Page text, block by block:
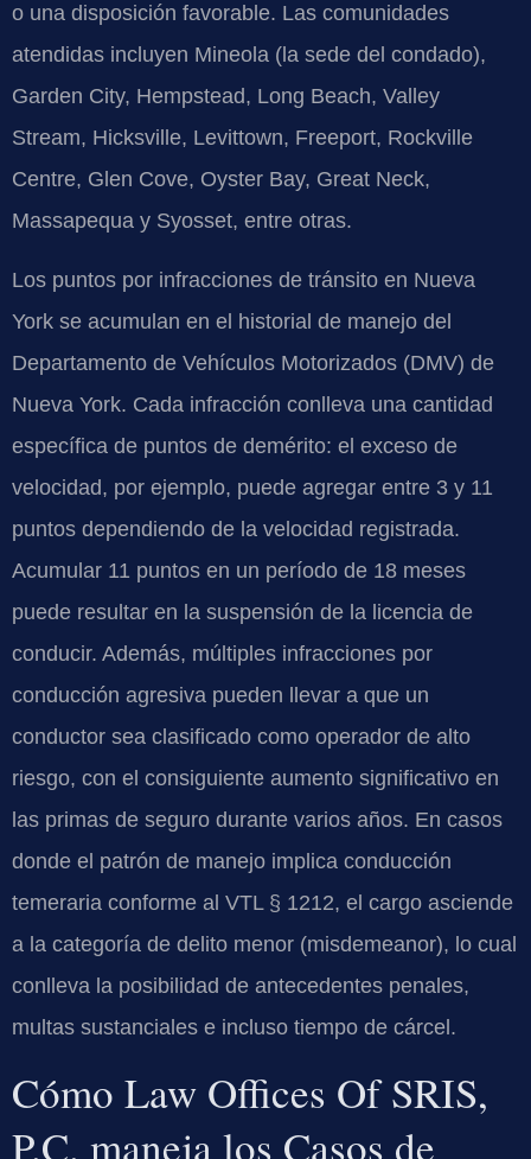
o una disposición favorable. Las comunidades
atendidas incluyen Mineola (la sede del condado),
Garden City, Hempstead, Long Beach, Valley
Stream, Hicksville, Levittown, Freeport, Rockville
Centre, Glen Cove, Oyster Bay, Great Neck,
Massapequa y Syosset, entre otras.
Los puntos por infracciones de tránsito en Nueva
York se acumulan en el historial de manejo del
Departamento de Vehículos Motorizados (DMV) de
Nueva York. Cada infracción conlleva una cantidad
específica de puntos de demérito: el exceso de
velocidad, por ejemplo, puede agregar entre 3 y 11
puntos dependiendo de la velocidad registrada.
Acumular 11 puntos en un período de 18 meses
puede resultar en la suspensión de la licencia de
conducir. Además, múltiples infracciones por
conducción agresiva pueden llevar a que un
conductor sea clasificado como operador de alto
riesgo, con el consiguiente aumento significativo en
las primas de seguro durante varios años. En casos
donde el patrón de manejo implica conducción
temeraria conforme al VTL § 1212, el cargo asciende
a la categoría de delito menor (misdemeanor), lo cual
conlleva la posibilidad de antecedentes penales,
multas sustanciales e incluso tiempo de cárcel.
Cómo Law Offices Of SRIS,
P.C. maneja los Casos de